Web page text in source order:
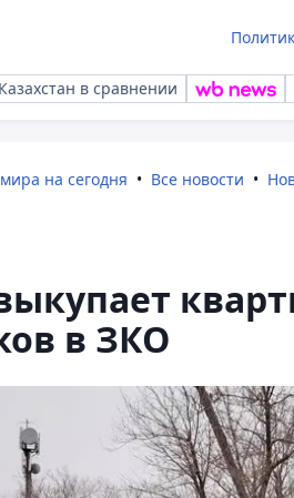
в сравнении
на сегодня Все новости
в ЗКО